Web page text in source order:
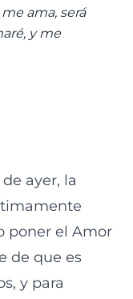
ama, será
y me
ayer, la
poner el Amor
de que es
y para